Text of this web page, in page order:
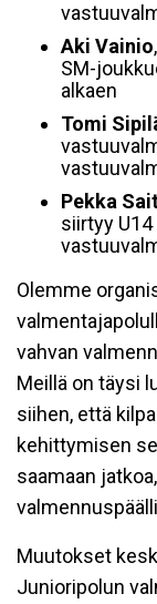
Aki Vainio
SM-
alkaen
Tomi
Pekka
siirtyy
Olemme
vahvan
Meillä on täysi
siihen, että
kehittymisen
saamaan
Muutokset
Junioripolun